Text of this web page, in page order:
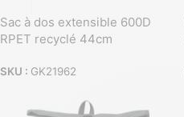
Sac à dos extensible 600D
RPET recyclé 44cm
SKU : GK21962